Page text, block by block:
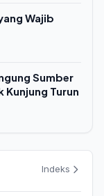
Wajib
Sumber
Kunjung Turun
Indeks